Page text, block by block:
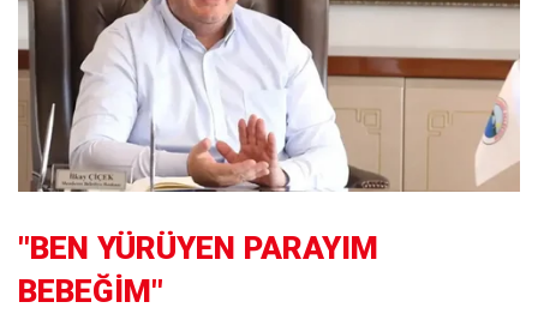
"BEN YÜRÜYEN PARAYIM
BEBEĞİM"